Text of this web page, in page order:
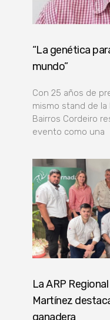
“La genética
mundo”
Con 25 años de
mismo stand de la
Bairros Cordeiro
evento como una
La ARP
Martínez
ganadera